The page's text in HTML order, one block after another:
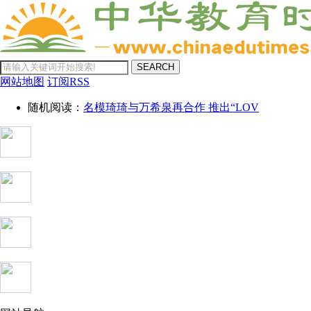
SEARCH
网站地图 订阅RSS
随机阅读： 名模琦琦与万希泉再合作 推出“LOV